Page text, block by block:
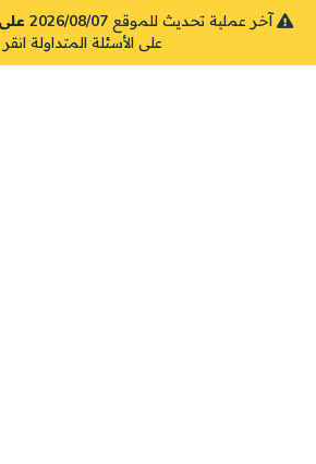
آخر عملية تحديث للموقع 2026/08/07 على الساعة 11:31
على الأسئلة المتداولة انقر